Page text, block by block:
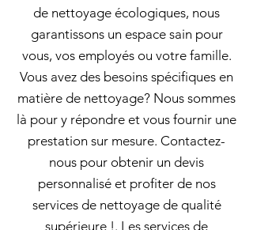
de nettoyage écologiques, nous
garantissons un espace sain pour
vous, vos employés ou votre famille.
Vous avez des besoins spécifiques en
matière de nettoyage? Nous sommes
là pour y répondre et vous fournir une
prestation sur mesure. Contactez-
nous pour obtenir un devis
personnalisé et profiter de nos
services de nettoyage de qualité
supérieure !. Les services de